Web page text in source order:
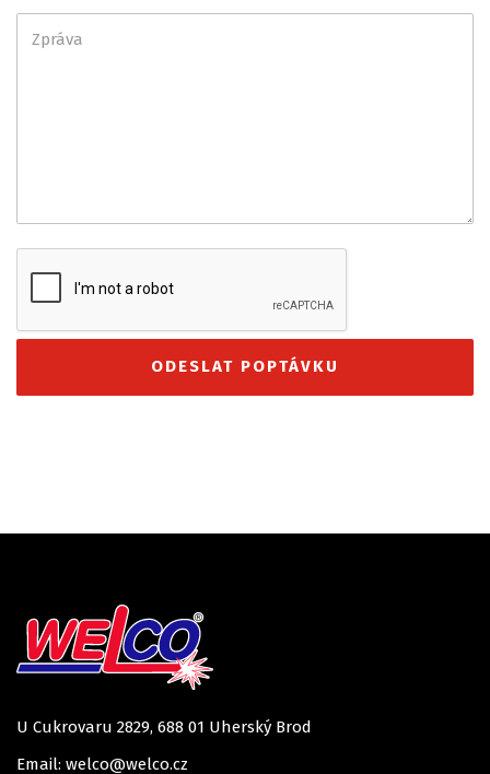
U Cukrovaru 2829, 688 01 Uherský Brod
Email: welco@welco.cz